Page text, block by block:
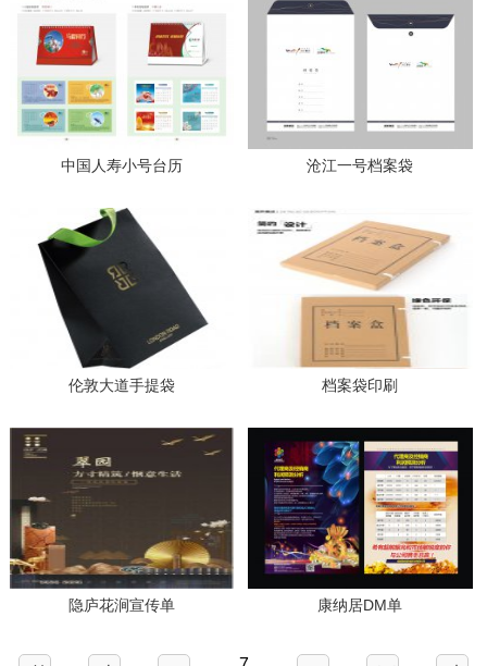
中国人寿小号台历 沧江一号档案袋
伦敦大道手提袋 档案袋印刷
隐庐花涧宣传单 康纳居DM单